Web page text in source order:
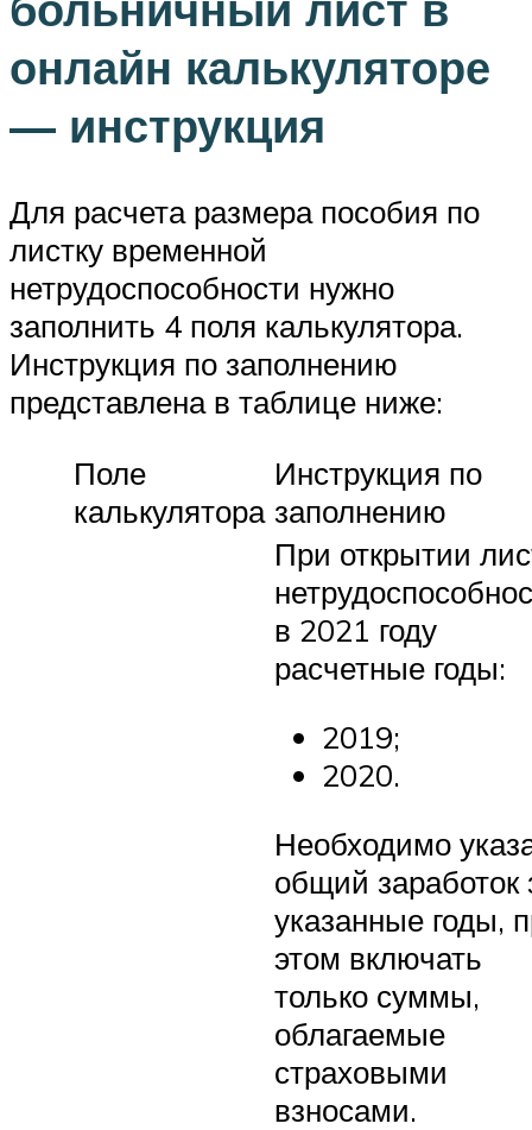
онлайн калькуляторе
— инструкция
Для расчета размера пособия по
листку временной
нетрудоспособности нужно
заполнить 4 поля калькулятора.
Инструкция по заполнению
представлена в таблице ниже:
Поле
калькулятора
Инструкция по
заполнению
При открытии
в 2021 году
расчетные годы:
2019;
2020.
Необходимо
общий заработок
указанные годы,
этом включать
только суммы,
облагаемые
страховыми
взносами.